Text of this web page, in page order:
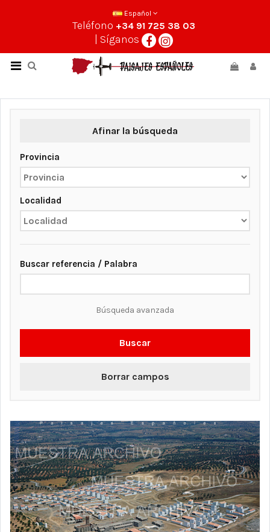
Español
Teléfono +34 91 725 38 03
| Síganos
Afinar la búsqueda
Provincia
Localidad
Buscar referencia / Palabra
Búsqueda avanzada
Buscar
Borrar campos